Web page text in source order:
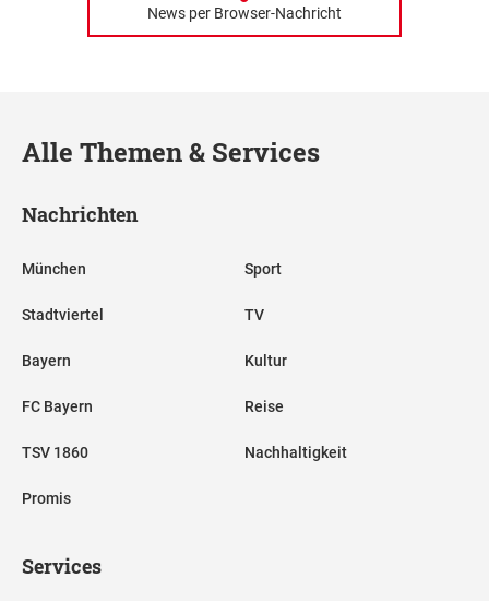
News per Browser-Nachricht
Alle Themen & Services
Nachrichten
München
Stadtviertel
Bayern
FC Bayern
TSV 1860
Promis
Sport
TV
Kultur
Reise
Nachhaltigkeit
Services